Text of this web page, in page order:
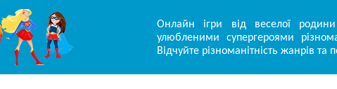
Онлайн ігри від веселої
улюбленими супергероями
Відчуйте різноманітність жанрів та